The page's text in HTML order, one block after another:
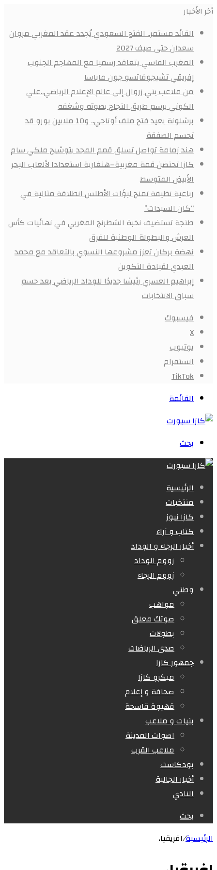
أخر الأخبار
القائد مستمر.. الفتح السعودي يُجدد عقد المغربي مروان
سعدان حتى صيف 2027
المغرب الفاسي يتعاقد رسميا مع المهاجم الجنوب
إفريقي تشيجوفاتسو جون ماباسا
من ملاعب بني زروال إلى عالم الإعلام الرياضي..علي
الكوني يرسم طريق النجاح بصوته وشغفه
برشلونة يعيد فتح ملف أوناحي.. و10 ملايين يورو قد
تحسم الصفقة
هند زمامة تواصل تسلق قمم المجد بتوشيح ملكي سام
كازا تحتضن قمة مغربية–هنغارية استعدادا لألعاب البحر
الأبيض المتوسط
رباعية نظيفة تمنح لبؤات الأطلس انطلاقة مثالية في
“كان السيدات”
طنجة تستضيف نخبة الشطرنج المغربي في نهائيات كأس
العرش والبطولة الوطنية للفرق
نهضة بركان تعزز مشروعها النسوي بالتعاقد مع محمد
العبدي لقيادة التكوين
إبراهيم العسري رئيسًا جديدًا للوداد الرياضي بعد حسم
سباق الانتخابات
فيسبوك
X
يوتيوب
انستقرام
‫TikTok
القائمة
بحث
الرئيسية
منتخبات
كازا نيوز
كتاب و آراء
أخبار الرجاء و الوداد
زووم الوداد
زووم الرجاء
وطني
مواهب
صوتك معلق
بطولات
صدى الرياضات
جمهور كازا
ميكرو كازا
صحافة و إعلام
قهيوة قاسحة
بنيات و ملاعب
اصوات المدينة
ملاعب القرب
بودكاست
أخبار الجالية
النادي
بحث
الرئيسية/افريقيا،